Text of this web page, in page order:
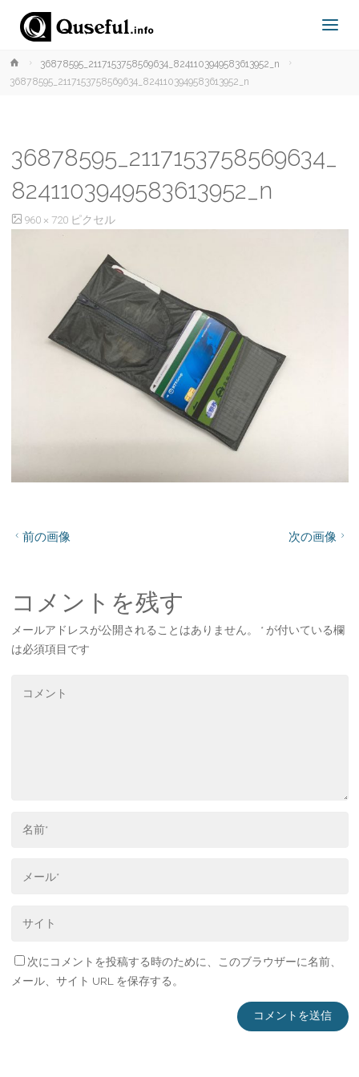
ホ
ー
36878595_2117153758569634_8241103949583613952_n
36878595_2117153758569634_8241103949583613952_n
36878595_2117153758569634_
8241103949583613952_n
フ 960 × 720 ピクセル
前の画像 次の画像
コメントを残す
メールアドレスが公開されることはありません。 * が付いている欄
は必須項目です
次にコメントを投稿する時のために、このブラウザーに名前、
メール、サイト URL を保存する。